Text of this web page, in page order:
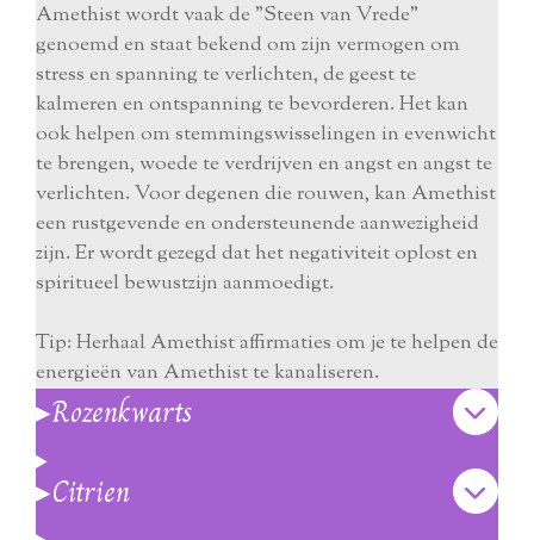
Amethist wordt vaak de "Steen van Vrede"
genoemd en staat bekend om zijn vermogen om
stress en spanning te verlichten, de geest te
kalmeren en ontspanning te bevorderen. Het kan
ook helpen om stemmingswisselingen in evenwicht
te brengen, woede te verdrijven en angst en angst te
verlichten. Voor degenen die rouwen, kan Amethist
een rustgevende en ondersteunende aanwezigheid
zijn. Er wordt gezegd dat het negativiteit oplost en
spiritueel bewustzijn aanmoedigt.
Tip: Herhaal Amethist affirmaties om je te helpen de
energieën van Amethist te kanaliseren.
▸Rozenkwarts
▸Citrien